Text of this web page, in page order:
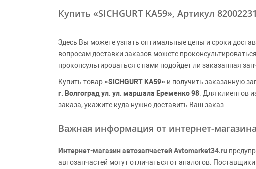
Купить «SICHGURT KA59», Артикул
Здесь Вы можете узнать оптимальные цены и сроки
вопросам доставки заказов можете
проконсультироваться с нами подойдет ли заказанная
Купить товар«SICHGURT KA59» и получить заказанную
г. Волгоград ул. ул. маршала Еременко 98 . Для клиентов
заказа, укажите куда нужно доставить Ваш заказ.
Важная информация от интернет-магазина
Интернет-магазин автозапчастей Avtomarket34.ru
автозапчастей могут отличаться от аналогов.